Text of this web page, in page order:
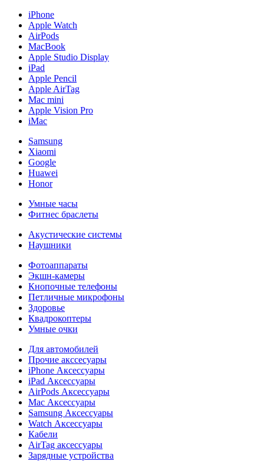
iPhone
Apple Watch
AirPods
MacBook
Apple Studio Display
iPad
Apple Pencil
Apple AirTag
Mac mini
Apple Vision Pro
iMac
Samsung
Xiaomi
Google
Huawei
Honor
Умные часы
Фитнес браслеты
Акустические системы
Наушники
Фотоаппараты
Экшн-камеры
Кнопочные телефоны
Петличные микрофоны
Здоровье
Квадрокоптеры
Умные очки
Для автомобилей
Прочие акссесуары
iPhone Аксессуары
iPad Аксессуары
AirPods Аксессуары
Mac Аксессуары
Samsung Аксессуары
Watch Аксессуары
Кабели
AirTag аксессуары
Зарядные устройства